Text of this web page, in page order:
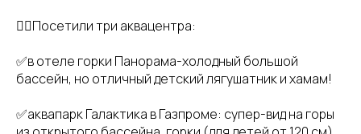
🏊🏻Посетили три аквацентра:
✅в отеле горки Панорама-холодный большой
бассейн, но отличный детский лягушатник и хамам!
✅аквапарк Галактика в Газпроме: супер-вид на горы